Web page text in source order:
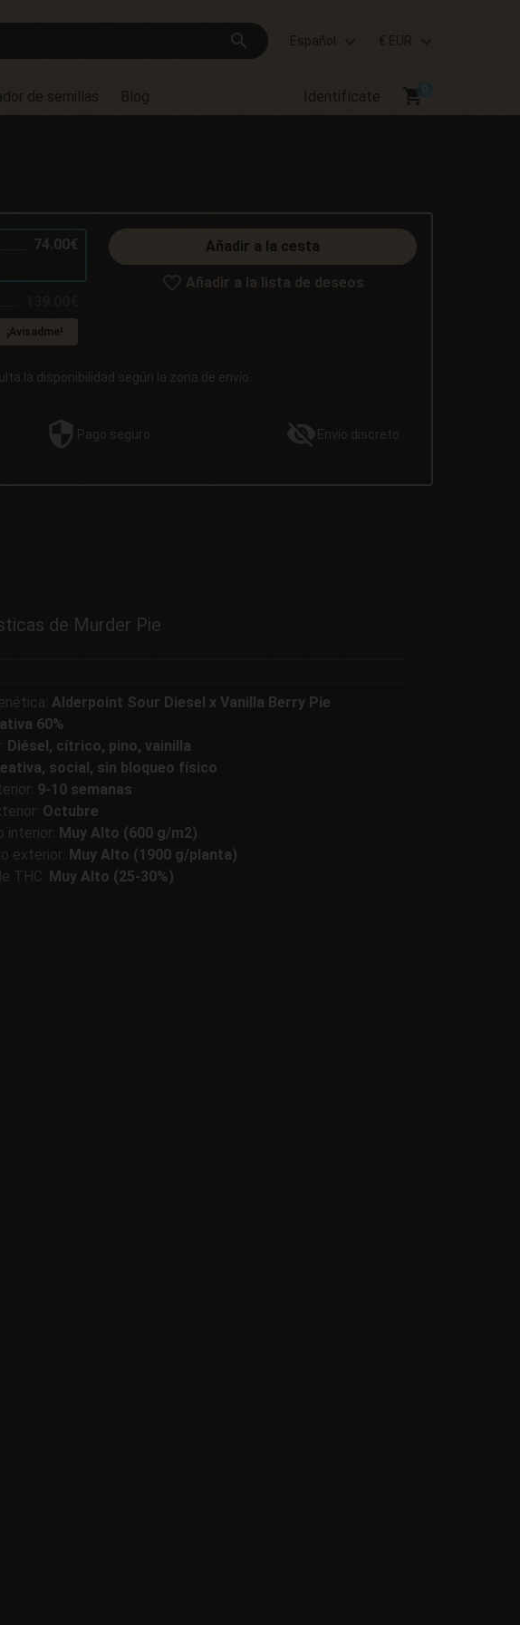
search Español € EUR
de semillas Blog Identifícate shopping_cart
74.00€
¡Avisadme!
Añadir a la cesta
Añadir a la lista de deseos
la disponibilidad según la zona de envío.
Pago seguro Envío discreto
de Murder Pie
Alderpoint Sour Diesel x Vanilla Berry Pie
60%
Diésel, cítrico, pino, vainilla
social, sin bloqueo físico
9-10 semanas
Octubre
interior: Muy Alto (600 g/m2)
exterior: Muy Alto (1900 g/planta)
THC: Muy Alto (25-30%)